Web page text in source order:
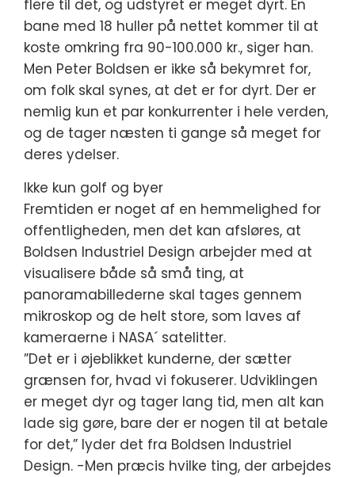
flere til det, og udstyret er meget dyrt. En
bane med 18 huller på nettet kommer til at
koste omkring fra 90-100.000 kr., siger han.
Men Peter Boldsen er ikke så bekymret for,
om folk skal synes, at det er for dyrt. Der er
nemlig kun et par konkurrenter i hele verden,
og de tager næsten ti gange så meget for
deres ydelser.
Ikke kun golf og byer
Fremtiden er noget af en hemmelighed for
offentligheden, men det kan afsløres, at
Boldsen Industriel Design arbejder med at
visualisere både så små ting, at
panoramabillederne skal tages gennem
mikroskop og de helt store, som laves af
kameraerne i NASA´ satelitter.
”Det er i øjeblikket kunderne, der sætter
grænsen for, hvad vi fokuserer. Udviklingen
er meget dyr og tager lang tid, men alt kan
lade sig gøre, bare der er nogen til at betale
for det,” lyder det fra Boldsen Industriel
Design. -Men præcis hvilke ting, der arbejdes